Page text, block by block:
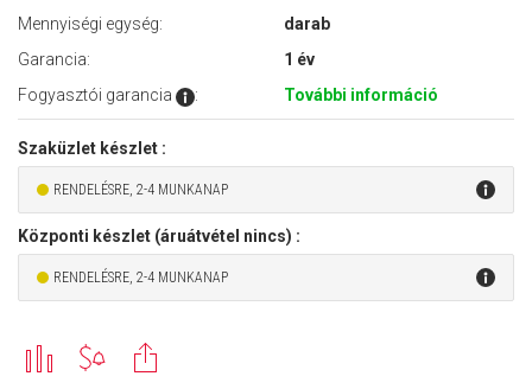
Mennyiségi egység:
darab
Garancia:
1 év
Fogyasztói garancia
: További információ
Szaküzlet készlet :
RENDELÉSRE, 2-4 MUNKANAP
Központi készlet (áruátvétel nincs) :
RENDELÉSRE, 2-4 MUNKANAP